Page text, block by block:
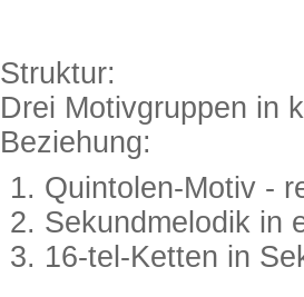
Struktur:
Drei Motivgruppen in
Beziehung:
Quintolen-Motiv -
Sekundmelodik in
16-tel-Ketten in